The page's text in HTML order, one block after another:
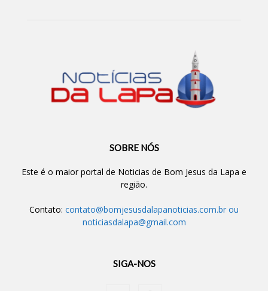
SOBRE NÓS
Este é o maior portal de Noticias de Bom Jesus da Lapa e
região.
Contato: contato@bomjesusdalapanoticias.com.br ou
noticiasdalapa@gmail.com
SIGA-NOS